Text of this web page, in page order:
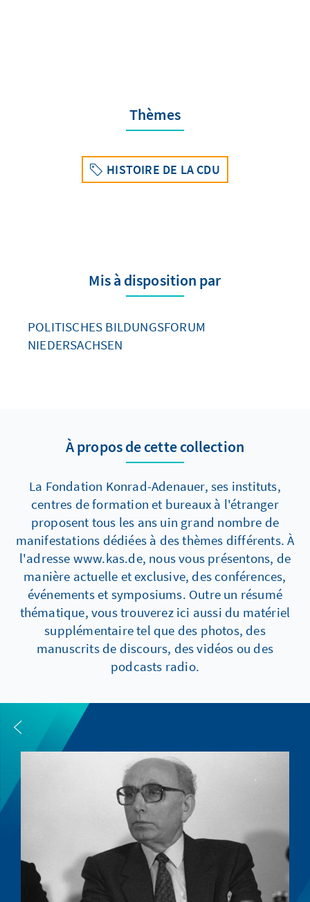
Thèmes
HISTOIRE DE LA CDU
Mis à disposition par
POLITISCHES BILDUNGSFORUM
NIEDERSACHSEN
À propos de cette collection
La Fondation Konrad-Adenauer, ses instituts,
centres de formation et bureaux à l'étranger
proposent tous les ans uin grand nombre de
manifestations dédiées à des thèmes différents. À
l'adresse www.kas.de, nous vous présentons, de
manière actuelle et exclusive, des conférences,
événements et symposiums. Outre un résumé
thématique, vous trouverez ici aussi du matériel
supplémentaire tel que des photos, des
manuscrits de discours, des vidéos ou des
podcasts radio.